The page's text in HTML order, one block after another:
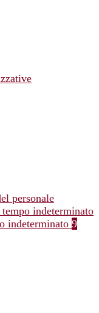
personale
indeterminato
indeterminato 9